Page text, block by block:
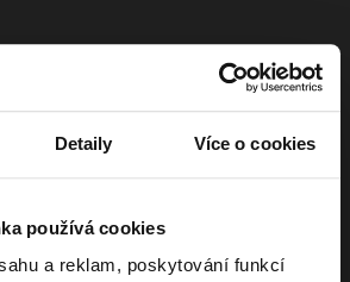
Detaily Více o cookies
používá cookies
a reklam, poskytování funkcí